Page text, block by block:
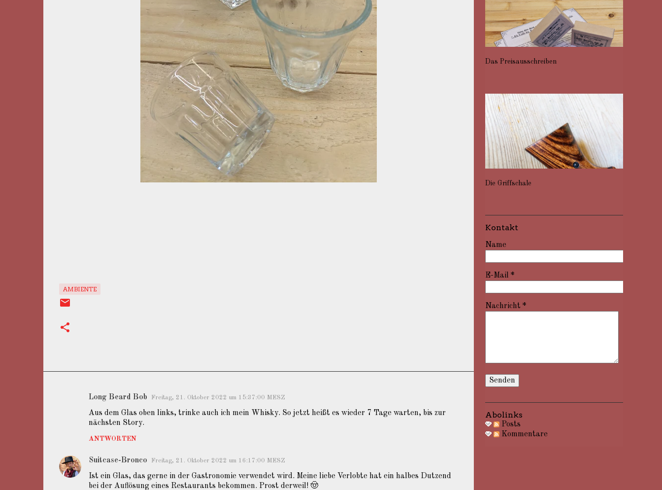
AMBIENTE
e
n
Long Beard Bob Freitag, 21. Oktober 2022 um 15:37:00 MESZ
Aus dem Glas oben links, trinke auch ich mein Whisky. So jetzt heißt es wieder 7 Tage warten, bis zur
nächsten Story.
ANTWORTEN
Suitcase-Bronco Freitag, 21. Oktober 2022 um 16:17:00 MESZ
Ist ein Glas, das gerne in der Gastronomie verwendet wird. Meine liebe Verlobte hat ein halbes Dutzend
bei der Auflösung eines Restaurants bekommen. Prost derweil! 🤠
Das Preisausschreiben
Die Griffschale
Kontakt
Name
E-Mail *
Nachricht *
Abolinks
Posts
Kommentare